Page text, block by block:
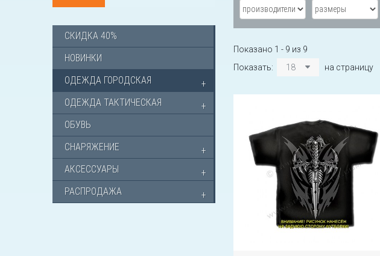
Показано 1 - 9 из 9
Показать:
18 на страницу
СКИДКА 40%
НОВИНКИ
ОДЕЖДА ГОРОДСКАЯ
ОДЕЖДА ТАКТИЧЕСКАЯ
ОБУВЬ
СНАРЯЖЕНИЕ
АКСЕССУАРЫ
РАСПРОДАЖА